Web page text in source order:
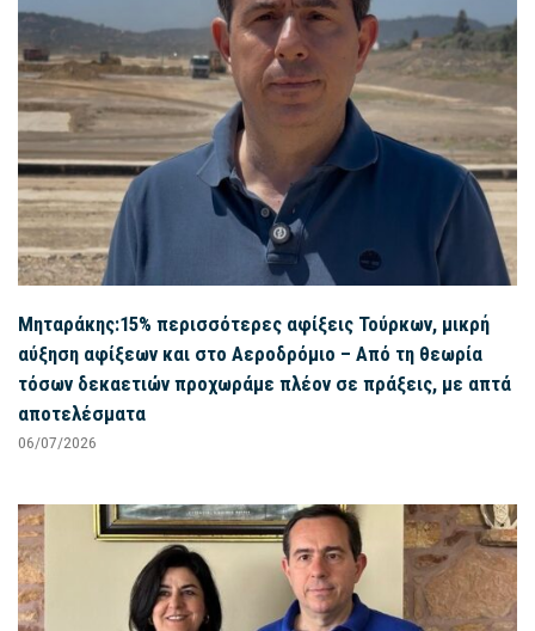
Μηταράκης:15% περισσότερες αφίξεις Τούρκων, μικρή
αύξηση αφίξεων και στο Αεροδρόμιο – Από τη θεωρία
τόσων δεκαετιών προχωράμε πλέον σε πράξεις, με απτά
αποτελέσματα
06/07/2026